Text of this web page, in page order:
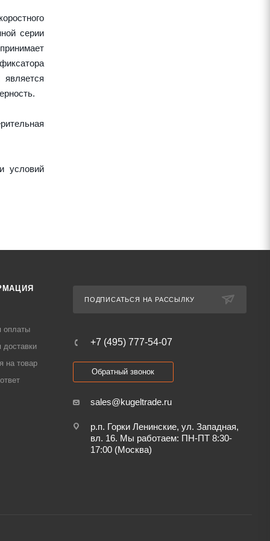
серии
условий
оплаты
доставки
на товар
ПОДПИСАТЬСЯ НА РАССЫЛКУ
+7 (495) 777-54-07
Обратный звонок
sales@kugeltrade.ru
р.п. Горки Ленинские, ул. Западная,
вл. 16. Мы работаем: ПН-ПТ 8:30-
17:00 (Москва)